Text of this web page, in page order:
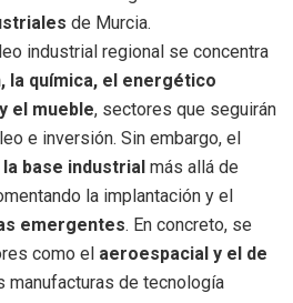
de Murcia.
industrial regional se concentra
la química, el energético
el mueble, sectores que seguirán
e inversión. Sin embargo, el
base industrial más allá de
la implantación y el
emergentes. En concreto, se
como el aeroespacial y el de
manufacturas de tecnología